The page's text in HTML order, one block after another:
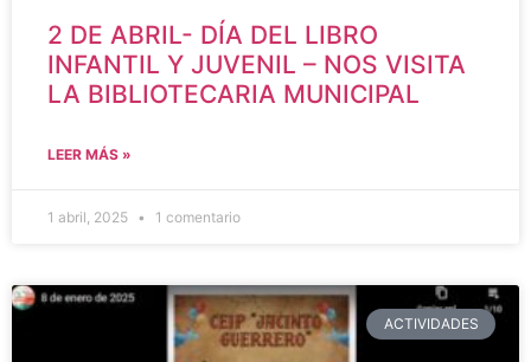
2 DE ABRIL- DÍA DEL LIBRO
INFANTIL Y JUVENIL – NOS VISITA
LA BIBLIOTECARIA MUNICIPAL
LEER MÁS »
1 abril, 2025 1 comentario
ACTIVIDADES